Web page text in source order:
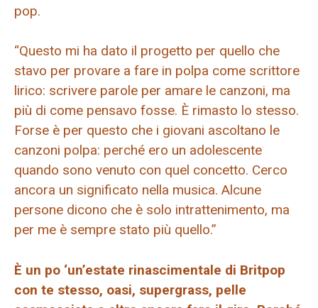
pop.
“Questo mi ha dato il progetto per quello che
stavo per provare a fare in polpa come scrittore
lirico: scrivere parole per amare le canzoni, ma
più di come pensavo fosse. È rimasto lo stesso.
Forse è per questo che i giovani ascoltano le
canzoni polpa: perché ero un adolescente
quando sono venuto con quel concetto. Cerco
ancora un significato nella musica. Alcune
persone dicono che è solo intrattenimento, ma
per me è sempre stato più quello.”
È un po ‘un’estate rinascimentale di Britpop
con te stesso, oasi, supergrass, pelle